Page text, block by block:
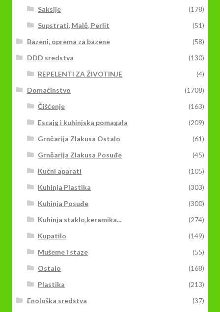
Saksije
(178)
Supstrati, Malč, Perlit
(51)
Bazeni, oprema za bazene
(58)
DDD sredstva
(130)
REPELENTI ZA ŽIVOTINJE
(4)
Domaćinstvo
(1708)
Čišćenje
(163)
Escajg i kuhinjska pomagala
(209)
Grnčarija Zlakusa Ostalo
(61)
Grnčarija Zlakusa Posuđe
(45)
Kućni aparati
(105)
Kuhinja Plastika
(303)
Kuhinja Posuđe
(300)
Kuhinja staklo,keramika...
(274)
Kupatilo
(149)
Mušeme i staze
(55)
Ostalo
(168)
Plastika
(213)
Enološka sredstva
(37)